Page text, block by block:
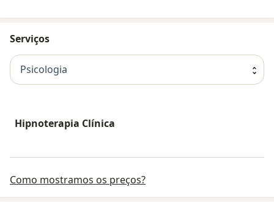
Serviços
Psicologia
Hipnoterapia Clínica
Como mostramos os preços?